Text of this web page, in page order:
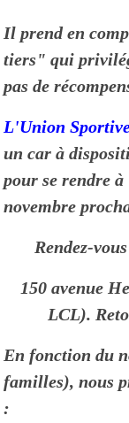
Il prend en
tiers" qui
pas de
L'Union
un car à
pour se rendre
novembre
Rendez-
150 avenue
LCL).
En fonction du
familles), nous
: